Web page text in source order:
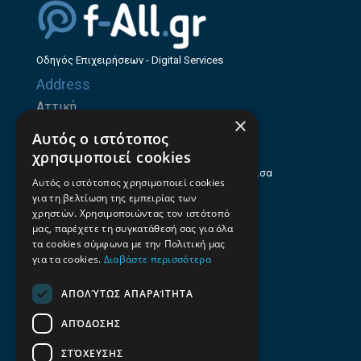
Οδηγός Επιχειρήσεων - Digital Services
Address
Αττική
Θεσσαλία
Ηρώων Πολυτεχνείου 214 (1ος Όροφος), Λάρισα
Επαγγελματικός οδηγός Λάρισας
Emails
Contacts
+30 2106100088
+30 2410533884
×
Αυτός ο ιστότοπος
χρησιμοποιεί cookies
Αυτός ο ιστότοπος χρησιμοποιεί cookies
για τη βελτίωση της εμπειρίας των
χρηστών. Χρησιμοποιώντας τον ιστότοπό
μας, παρέχετε τη συγκατάθεσή σας για όλα
τα cookies σύμφωνα με την Πολιτική μας
για τα cookies. Διαβάστε περισσότερα
ΑΠΟΛΎΤΩΣ ΑΠΑΡΑΊΤΗΤΑ
ΑΠΌΔΟΣΗΣ
ΣΤΌΧΕΥΣΗΣ